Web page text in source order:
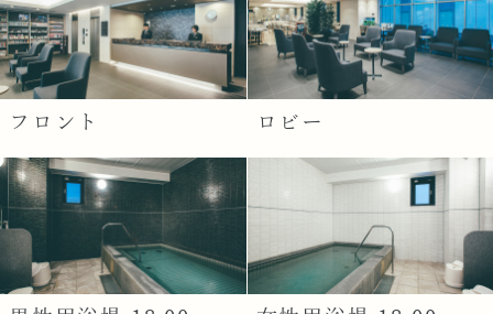
フロント ロビー